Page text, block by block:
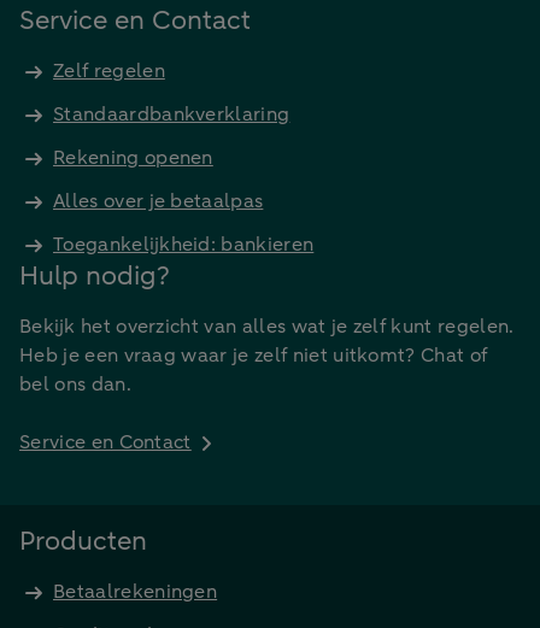
Service en Contact
Zelf regelen
Standaardbankverklaring
Rekening openen
Alles over je betaalpas
Toegankelijkheid: bankieren
Hulp nodig?
Bekijk het overzicht van alles wat je zelf kunt regelen.
Heb je een vraag waar je zelf niet uitkomt? Chat of
bel ons dan.
Service en Contact
Producten
Betaalrekeningen